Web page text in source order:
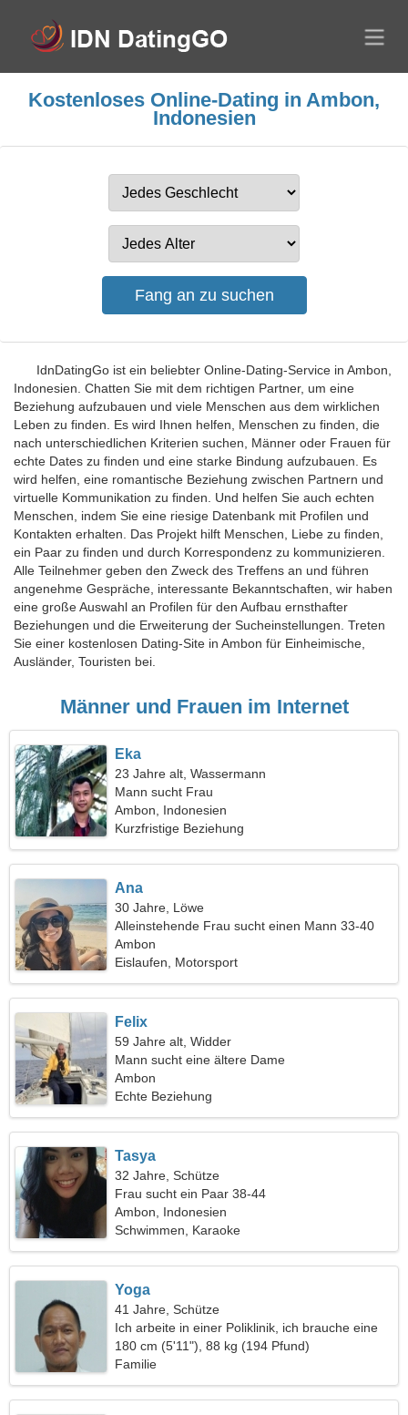
Kostenloses Online-Dating in Ambon,
Indonesien
IdnDatingGo ist ein beliebter Online-Dating-Service in Ambon,
Indonesien. Chatten Sie mit dem richtigen Partner, um eine
Beziehung aufzubauen und viele Menschen aus dem wirklichen
Leben zu finden. Es wird Ihnen helfen, Menschen zu finden, die
nach unterschiedlichen Kriterien suchen, Männer oder Frauen für
echte Dates zu finden und eine starke Bindung aufzubauen. Es
wird helfen, eine romantische Beziehung zwischen Partnern und
virtuelle Kommunikation zu finden. Und helfen Sie auch echten
Menschen, indem Sie eine riesige Datenbank mit Profilen und
Kontakten erhalten. Das Projekt hilft Menschen, Liebe zu finden,
ein Paar zu finden und durch Korrespondenz zu kommunizieren.
Alle Teilnehmer geben den Zweck des Treffens an und führen
angenehme Gespräche, interessante Bekanntschaften, wir haben
eine große Auswahl an Profilen für den Aufbau ernsthafter
Beziehungen und die Erweiterung der Sucheinstellungen. Treten
Sie einer kostenlosen Dating-Site in Ambon für Einheimische,
Ausländer, Touristen bei.
Männer und Frauen im Internet
Eka
23 Jahre alt, Wassermann
Mann sucht Frau
Ambon, Indonesien
Kurzfristige Beziehung
Ana
30 Jahre, Löwe
Alleinstehende Frau sucht einen Mann 33-40
Ambon
Eislaufen, Motorsport
Felix
59 Jahre alt, Widder
Mann sucht eine ältere Dame
Ambon
Echte Beziehung
Tasya
32 Jahre, Schütze
Frau sucht ein Paar 38-44
Ambon, Indonesien
Schwimmen, Karaoke
Yoga
41 Jahre, Schütze
Ich arbeite in einer Poliklinik, ich brauche eine
leidenschaftliche Frau
180 cm (5'11"), 88 kg (194 Pfund)
Familie